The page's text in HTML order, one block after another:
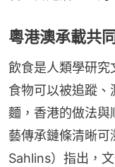
粵港澳承載共
飲食是人類學研
食物可以被追蹤
麵，香港的做法與
藝傳承鏈條清晰
Sahlins）指出，